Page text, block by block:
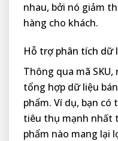
nhau, bởi nó giảm
hàng cho khách.
Hỗ trợ phân tích dữ
Thông qua mã
tổng hợp dữ liệu
phẩm. Ví dụ, bạn
tiêu thụ mạnh nhất
phẩm nào mang lại